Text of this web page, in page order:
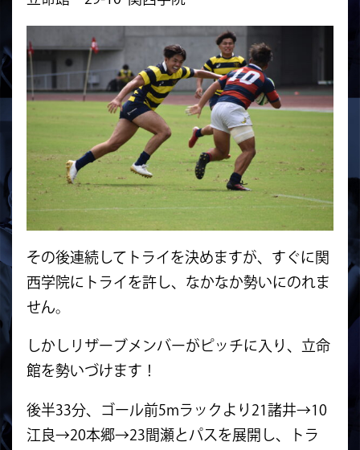
その後連続してトライを決めますが、 すぐに関
西学院にトライを許し、なかなか勢いにのれま
せん。
しかしリザーブメンバーがピッチに入り、立命
館を勢いづけます！
後半33分、ゴール前5mラックより21諸井→10
江良→20本郷→23間瀬とパスを展開し、トラ